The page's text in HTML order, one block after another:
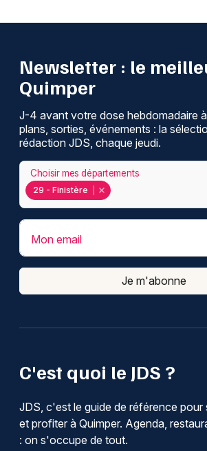
C'est quoi le JDS ?
JDS, c'est le guide de référence pour
et profiter à Quimper. Agenda,
: on s'occupe de tout.
Newsletter : le
Quimper
J-4 avant votre dose hebdomadaire
plans, sorties, événements : la
rédaction JDS, chaque jeudi.
29 - Finistère
Choisir mes départements
Mon email
Je m'abonne